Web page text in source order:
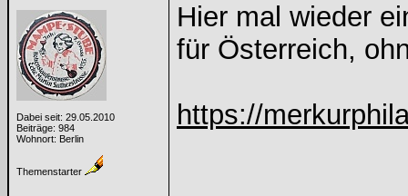
Dabei seit: 29.05.2010
Beiträge: 984
Wohnort: Berlin
Themenstarter
Hier mal wieder
für Österreich,
https://